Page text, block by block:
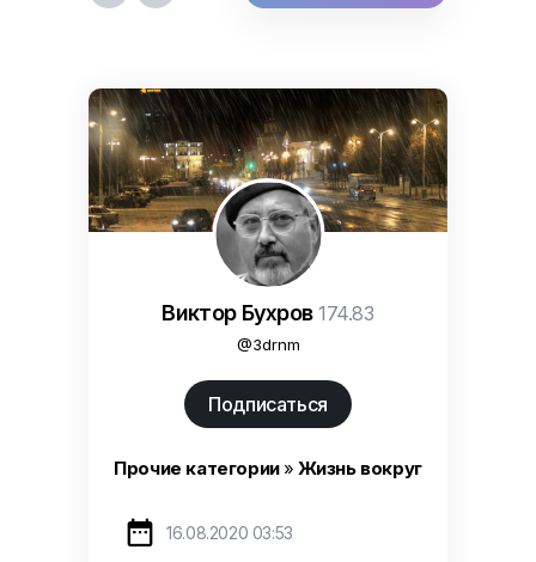
Виктор Бухров 174.83
@3drnm
Подписаться
Прочие категории» Жизнь вокруг
 16.08.2020 03:53